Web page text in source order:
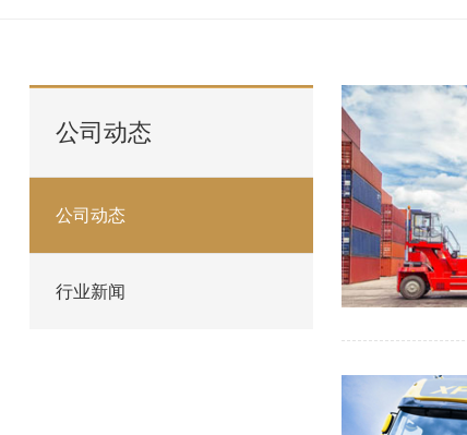
公司动态
公司动态
行业新闻